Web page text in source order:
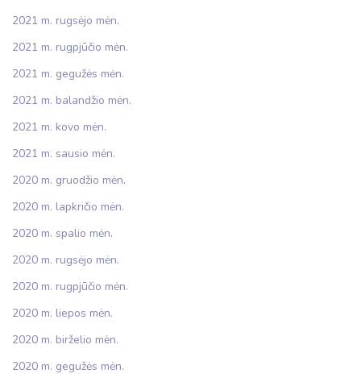
2021 m. rugsėjo mėn.
2021 m. rugpjūčio mėn.
2021 m. gegužės mėn.
2021 m. balandžio mėn.
2021 m. kovo mėn.
2021 m. sausio mėn.
2020 m. gruodžio mėn.
2020 m. lapkričio mėn.
2020 m. spalio mėn.
2020 m. rugsėjo mėn.
2020 m. rugpjūčio mėn.
2020 m. liepos mėn.
2020 m. birželio mėn.
2020 m. gegužės mėn.